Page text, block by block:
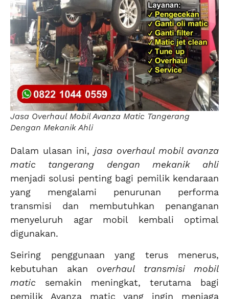
Jasa Overhaul Mobil Avanza Matic Tangerang
Dengan Mekanik Ahli
Dalam ulasan ini, jasa overhaul mobil avanza
matic tangerang dengan mekanik ahli
menjadi solusi penting bagi pemilik kendaraan
yang mengalami penurunan performa
transmisi dan membutuhkan penanganan
menyeluruh agar mobil kembali optimal
digunakan.
Seiring penggunaan yang terus menerus,
kebutuhan akan overhaul transmisi mobil
matic semakin meningkat, terutama bagi
pemilik Avanza matic yang ingin menjaga